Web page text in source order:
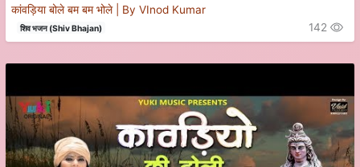
कांवड़िया बोले बम बम भोले | By VInod Kumar
शिव भजन (Shiv Bhajan) 142